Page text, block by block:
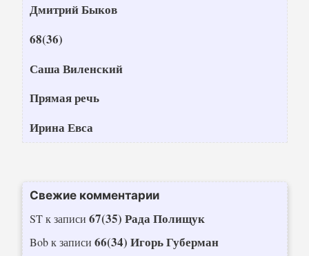
Дмитрий Быков
68(36)
Саша Виленский
Прямая речь
Ирина Евса
Свежие комментарии
STк записи 67(35) Рада Полищук
Bobк записи 66(34) Игорь Губерман